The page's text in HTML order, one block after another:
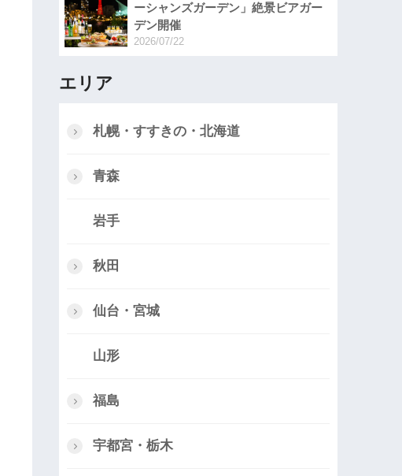
ーシャンズガーデン」絶景ビアガー
デン開催
2026/07/22
エリア
札幌・すすきの・北海道
青森
岩手
秋田
仙台・宮城
山形
福島
宇都宮・栃木